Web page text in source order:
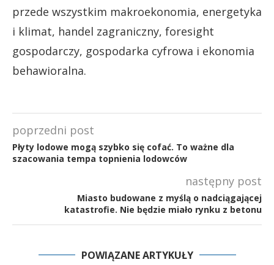
przede wszystkim makroekonomia, energetyka
i klimat, handel zagraniczny, foresight
gospodarczy, gospodarka cyfrowa i ekonomia
behawioralna.
poprzedni post
Płyty lodowe mogą szybko się cofać. To ważne dla
szacowania tempa topnienia lodowców
następny post
Miasto budowane z myślą o nadciągającej
katastrofie. Nie będzie miało rynku z betonu
POWIĄZANE ARTYKUŁY